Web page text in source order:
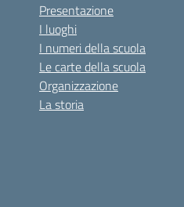
Presentazione
I luoghi
I numeri della scuola
Le carte della scuola
Organizzazione
La storia